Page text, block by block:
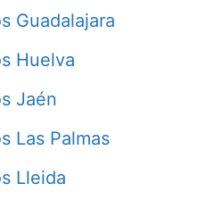
Guadalajara
Huelva
Jaén
Las Palmas
Lleida